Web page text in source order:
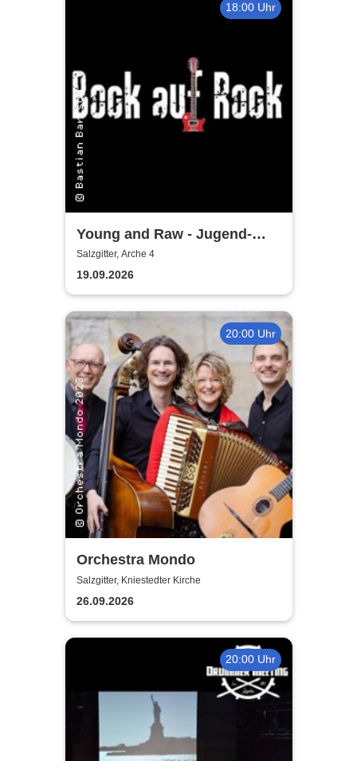
18:00 Uhr
Young and Raw - Jugend-
Konzert
Salzgitter, Arche 4
19.09.2026
20:00 Uhr
Orchestra Mondo
Salzgitter, Kniestedter Kirche
26.09.2026
20:00 Uhr